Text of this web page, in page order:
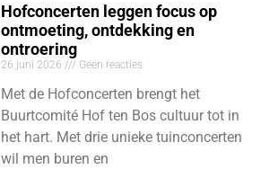
Hofconcerten leggen focus op
ontmoeting, ontdekking en
ontroering
26 juni 2026 Geen reacties
Met de Hofconcerten brengt het
Buurtcomité Hof ten Bos cultuur tot in
het hart. Met drie unieke tuinconcerten
wil men buren en